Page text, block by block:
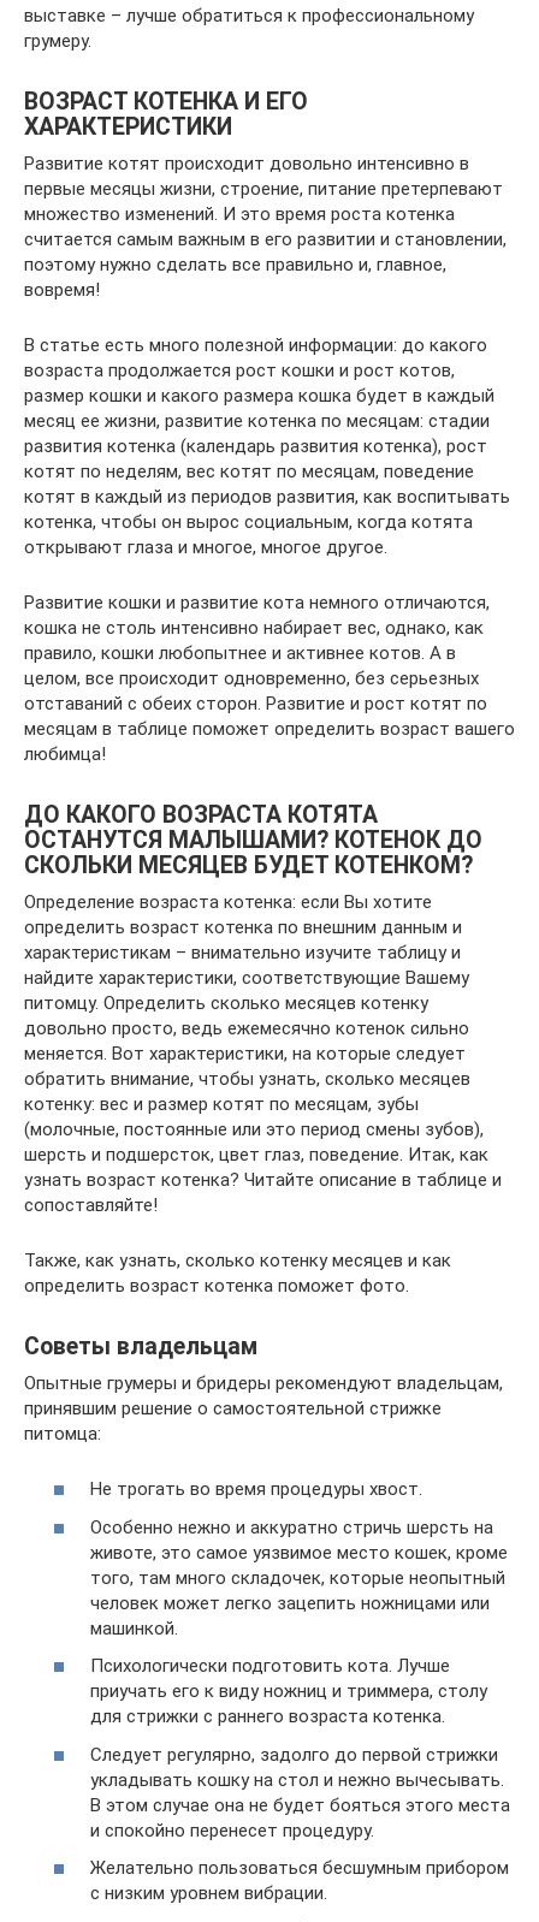
выставке – лучше обратиться к профессиональному
грумеру.
ВОЗРАСТ КОТЕНКА И ЕГО
ХАРАКТЕРИСТИКИ
Развитие котят происходит довольно интенсивно в
первые месяцы жизни, строение, питание претерпевают
множество изменений. И это время роста котенка
считается самым важным в его развитии и становлении,
поэтому нужно сделать все правильно и, главное,
вовремя!
В статье есть много полезной информации: до какого
возраста продолжается рост кошки и рост котов,
размер кошки и какого размера кошка будет в каждый
месяц ее жизни, развитие котенка по месяцам: стадии
развития котенка (календарь развития котенка), рост
котят по неделям, вес котят по месяцам, поведение
котят в каждый из периодов развития, как воспитывать
котенка, чтобы он вырос социальным, когда котята
открывают глаза и многое, многое другое.
Развитие кошки и развитие кота немного отличаются,
кошка не столь интенсивно набирает вес, однако, как
правило, кошки любопытнее и активнее котов. А в
целом, все происходит одновременно, без серьезных
отставаний с обеих сторон. Развитие и рост котят по
месяцам в таблице поможет определить возраст вашего
любимца!
ДО КАКОГО ВОЗРАСТА КОТЯТА
ОСТАНУТСЯ МАЛЫШАМИ? КОТЕНОК ДО
СКОЛЬКИ МЕСЯЦЕВ БУДЕТ КОТЕНКОМ?
Определение возраста котенка: если Вы хотите
определить возраст котенка по внешним данным и
характеристикам – внимательно изучите таблицу и
найдите характеристики, соответствующие Вашему
питомцу. Определить сколько месяцев котенку
довольно просто, ведь ежемесячно котенок сильно
меняется. Вот характеристики, на которые следует
обратить внимание, чтобы узнать, сколько месяцев
котенку: вес и размер котят по месяцам, зубы
(молочные, постоянные или это период смены зубов),
шерсть и подшерсток, цвет глаз, поведение. Итак, как
узнать возраст котенка? Читайте описание в таблице и
сопоставляйте!
Также, как узнать, сколько котенку месяцев и как
определить возраст котенка поможет фото.
Советы владельцам
Опытные грумеры и бридеры рекомендуют владельцам,
принявшим решение о самостоятельной стрижке
питомца:
Не трогать во время процедуры хвост.
Особенно нежно и аккуратно стричь шерсть на
животе, это самое уязвимое место кошек, кроме
того, там много складочек, которые неопытный
человек может легко зацепить ножницами или
машинкой.
Психологически подготовить кота. Лучше
приучать его к виду ножниц и триммера, столу
для стрижки с раннего возраста котенка.
Следует регулярно, задолго до первой стрижки
укладывать кошку на стол и нежно вычесывать.
В этом случае она не будет бояться этого места
и спокойно перенесет процедуру.
Желательно пользоваться бесшумным прибором
с низким уровнем вибрации.